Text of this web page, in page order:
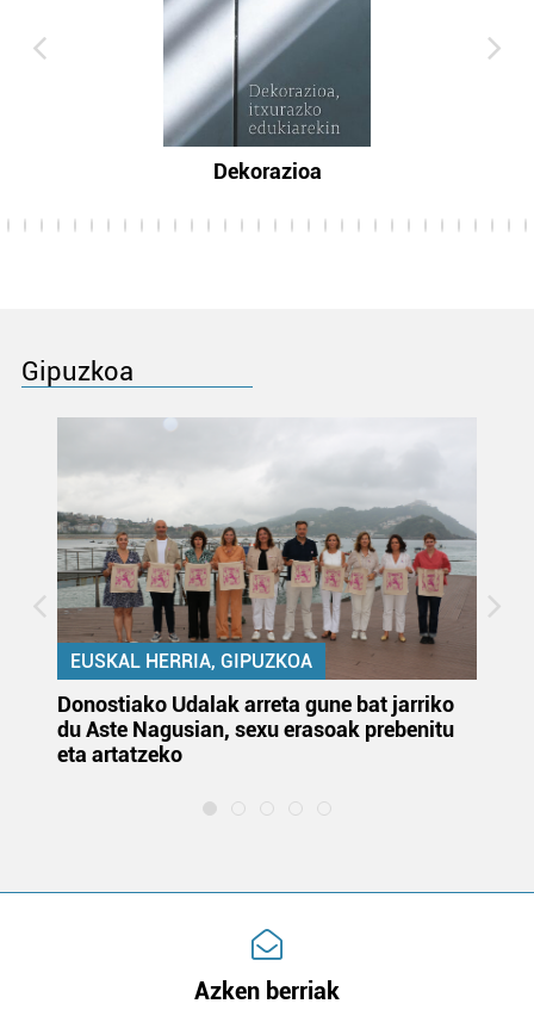
Dekorazioa
Gipuzkoa
EUSKAL HERRIA, GIPUZKOA
Donostiako Udalak arreta gune bat jarriko
du Aste Nagusian, sexu erasoak prebenitu
eta artatzeko
Azken berriak